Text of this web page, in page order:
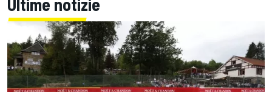
Ultime notizie